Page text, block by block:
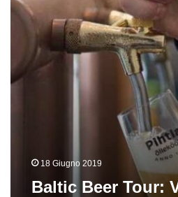
Tallinn
18 Giugno 2019
Baltic Beer Tour: